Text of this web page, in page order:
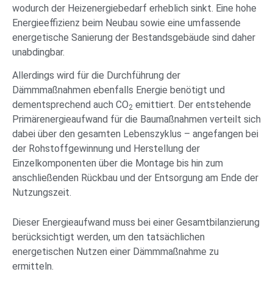
wodurch der Heizenergiebedarf erheblich sinkt. Eine hohe
Energieeffizienz beim Neubau sowie eine umfassende
energetische Sanierung der Bestandsgebäude sind daher
unabdingbar.
Allerdings wird für die Durchführung der
Dämmmaßnahmen ebenfalls Energie benötigt und
dementsprechend auch CO2 emittiert. Der entstehende
Primärenergieaufwand für die Baumaßnahmen verteilt sich
dabei über den gesamten Lebenszyklus – angefangen bei
der Rohstoffgewinnung und Herstellung der
Einzelkomponenten über die Montage bis hin zum
anschließenden Rückbau und der Entsorgung am Ende der
Nutzungszeit.
Dieser Energieaufwand muss bei einer Gesamtbilanzierung
berücksichtigt werden, um den tatsächlichen
energetischen Nutzen einer Dämmmaßnahme zu
ermitteln.